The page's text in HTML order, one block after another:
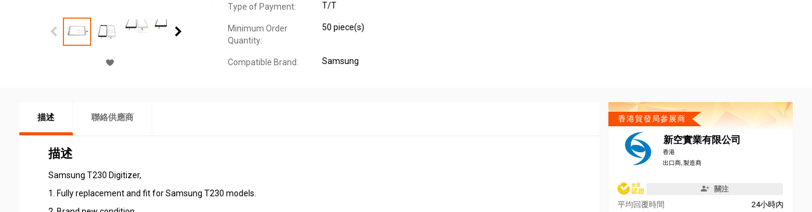
Type of Payment: T/T
Minimum Order
Quantity:
50 piece(s)
Compatible Brand: Samsung
描述 聯絡供應商
描述
Samsung T230 Digitizer,
1. Fully replacement and fit for Samsung T230 models.
香港貿發局參展商
新空實業有限公司
香港
出口商, 製造商
關注
平均回覆時間 24小時內